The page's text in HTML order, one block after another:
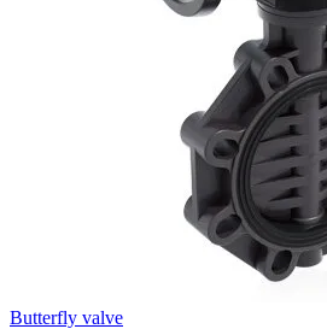
Butterfly valve